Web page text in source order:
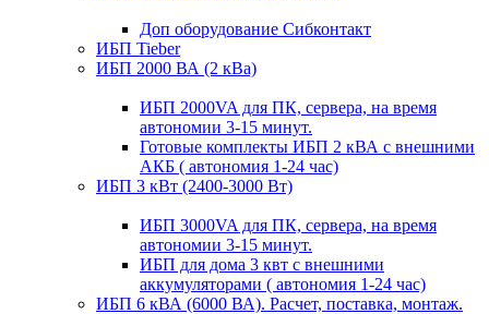
Доп оборудование Сибконтакт
ИБП Tieber
ИБП 2000 ВА (2 кВа)
ИБП 2000VA для ПК, сервера, на время
автономии 3-15 минут.
Готовые комплекты ИБП 2 кВА с внешними
АКБ ( автономия 1-24 час)
ИБП 3 кВт (2400-3000 Вт)
ИБП 3000VA для ПК, сервера, на время
автономии 3-15 минут.
ИБП для дома 3 квт с внешними
аккумуляторами ( автономия 1-24 час)
ИБП 6 кВА (6000 ВА). Расчет, поставка, монтаж.